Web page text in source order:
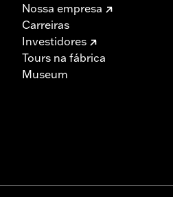
Nossa empresa
Carreiras
Investidores
Tours na fábrica
Museum